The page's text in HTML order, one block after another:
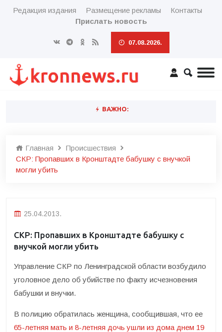
Редакция издания Размещение рекламы
Контакты
Прислать новость
07.08.2026.
ВАЖНО:
Главная
Происшествия
СКР: Пропавших в Кронштадте бабушку с внучкой
могли убить
25.04.2013.
СКР: Пропавших в Кронштадте бабушку с
внучкой могли убить
Управление СКР по Ленинградской области возбудило
уголовное дело об убийстве по факту исчезновения
бабушки и внучки.
В полицию обратилась женщина, сообщившая, что ее
65-летняя мать и 8-летняя дочь ушли из дома днем 19